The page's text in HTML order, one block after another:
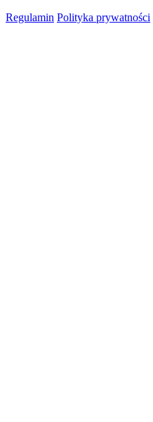
Regulamin Polityka prywatności